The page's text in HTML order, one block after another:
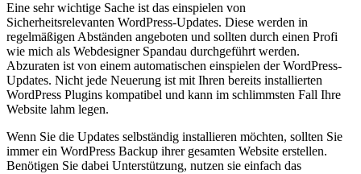
Eine sehr wichtige Sache ist das einspielen von
Sicherheitsrelevanten WordPress-Updates. Diese werden in
regelmäßigen Abständen angeboten und sollten durch einen Profi
wie mich als Webdesigner Spandau durchgeführt werden.
Abzuraten ist von einem automatischen einspielen derWordPress-
Updates. Nicht jede Neuerung ist mit Ihren bereits installierten
WordPress Plugins kompatibel und kann im schlimmsten Fall Ihre
Website lahm legen.
Wenn Sie die Updates selbständig installieren möchten, sollten Sie
immer ein WordPress Backup ihrer gesamten Website erstellen.
Benötigen Sie dabei Unterstützung, nutzen sie einfach das